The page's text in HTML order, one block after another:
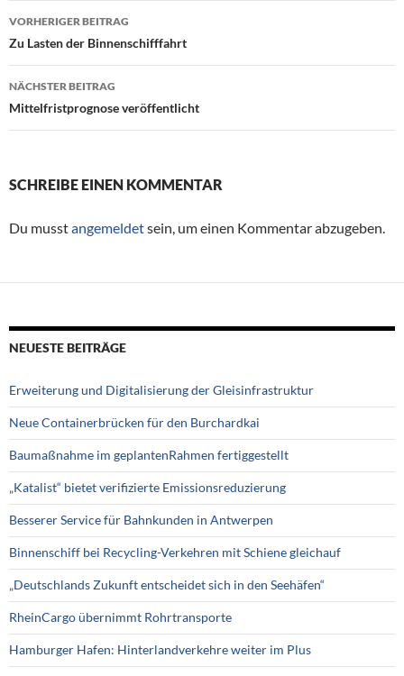
Beitragsnavigation
VORHERIGER BEITRAG
Zu Lasten der Binnenschifffahrt
NÄCHSTER BEITRAG
Mittelfristprognose veröffentlicht
SCHREIBE EINEN KOMMENTAR
Du musstangemeldetsein, um einen Kommentar abzugeben.
NEUESTE BEITRÄGE
Erweiterung und Digitalisierung der Gleisinfrastruktur
Neue Containerbrücken für den Burchardkai
Baumaßnahme im geplantenRahmen fertiggestellt
„Katalist“ bietet verifizierte Emissionsreduzierung
Besserer Service für Bahnkunden in Antwerpen
Binnenschiff bei Recycling-Verkehren mit Schiene gleichauf
„Deutschlands Zukunft entscheidet sich in den Seehäfen“
RheinCargo übernimmt Rohrtransporte
Hamburger Hafen: Hinterlandverkehre weiter im Plus